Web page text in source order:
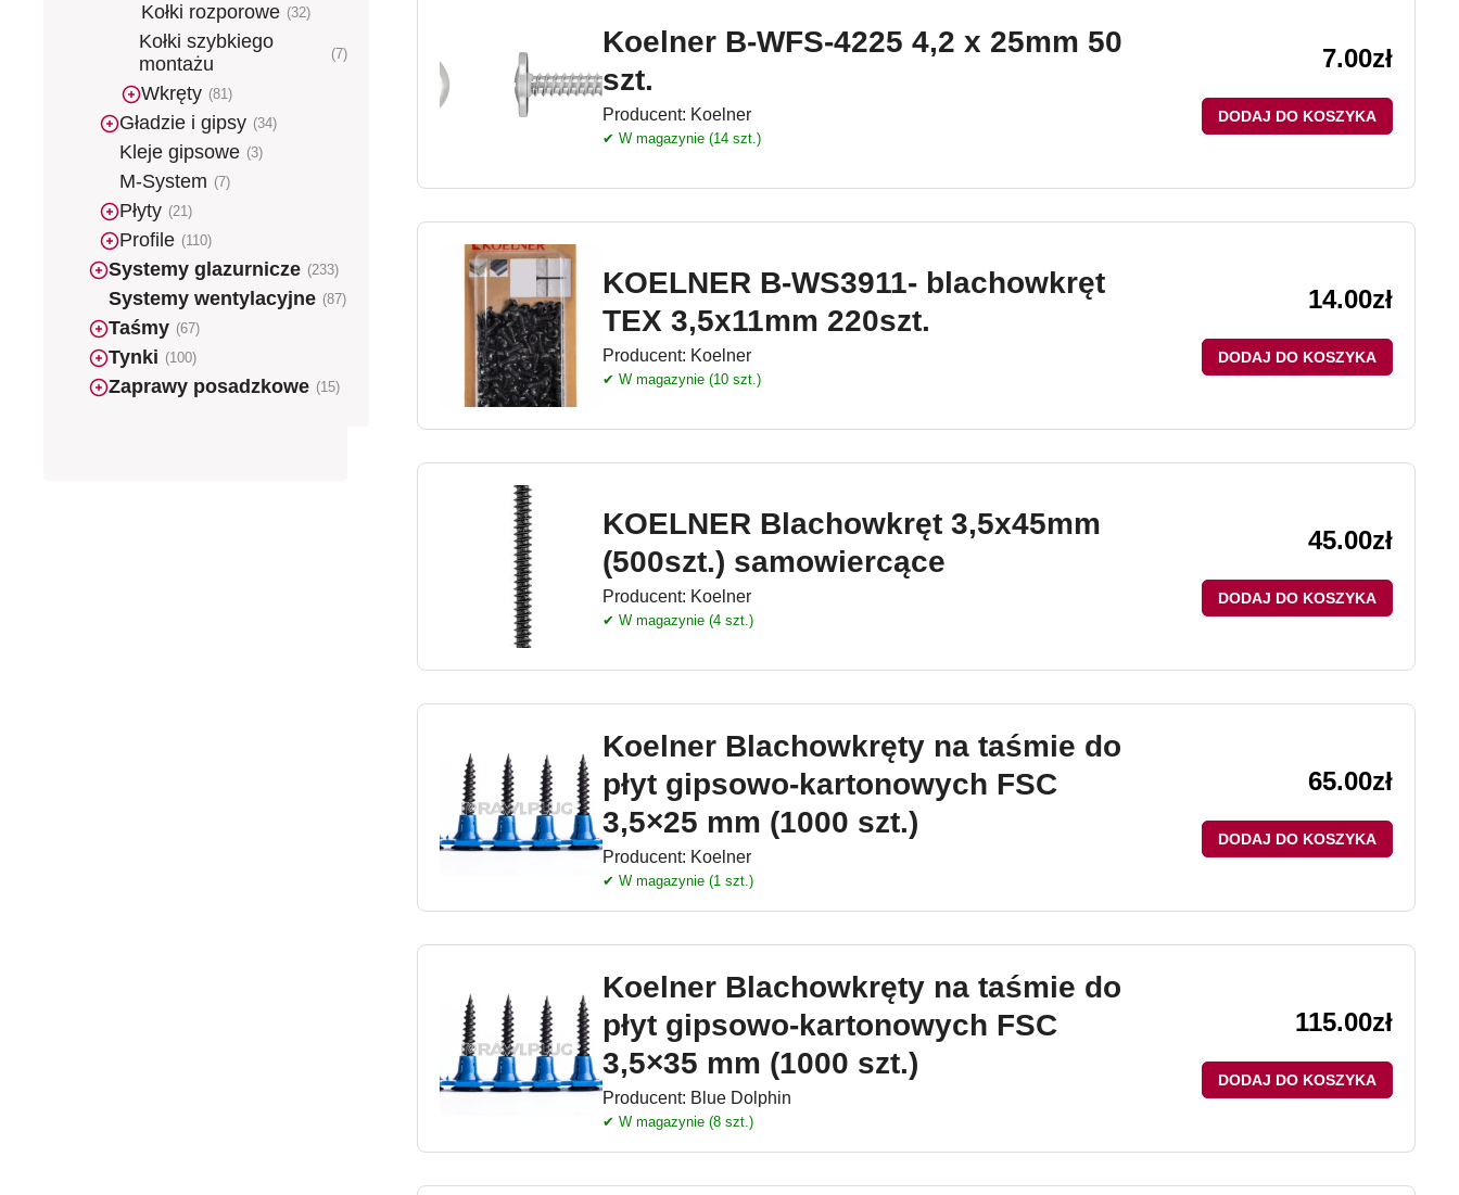
Kołki rozporowe (32)
Kołki szybkiego
montażu
(7)
Wkręty (81)
Gładzie i gipsy (34)
Kleje gipsowe (3)
M-System (7)
Płyty (21)
Profile (110)
Systemy glazurnicze (233)
Systemy wentylacyjne (87)
Taśmy (67)
Tynki (100)
Zaprawy posadzkowe (15)
Koelner B-WFS-4225 4,2 x 25mm 50
szt.
Producent: Koelner
✔ W magazynie (14 szt.)
7.00zł
DODAJ DO KOSZYKA
KOELNER B-WS3911- blachowkręt
TEX 3,5x11mm 220szt.
Producent: Koelner
✔ W magazynie (10 szt.)
14.00zł
DODAJ DO KOSZYKA
KOELNER Blachowkręt 3,5x45mm
(500szt.) samowiercące
Producent: Koelner
✔ W magazynie (4 szt.)
45.00zł
DODAJ DO KOSZYKA
Koelner Blachowkręty na taśmie do
płyt gipsowo-kartonowych FSC
3,5×25 mm (1000 szt.)
Producent: Koelner
✔ W magazynie (1 szt.)
65.00zł
DODAJ DO KOSZYKA
Koelner Blachowkręty na taśmie do
płyt gipsowo-kartonowych FSC
3,5×35 mm (1000 szt.)
Producent: Blue Dolphin
✔ W magazynie (8 szt.)
115.00zł
DODAJ DO KOSZYKA